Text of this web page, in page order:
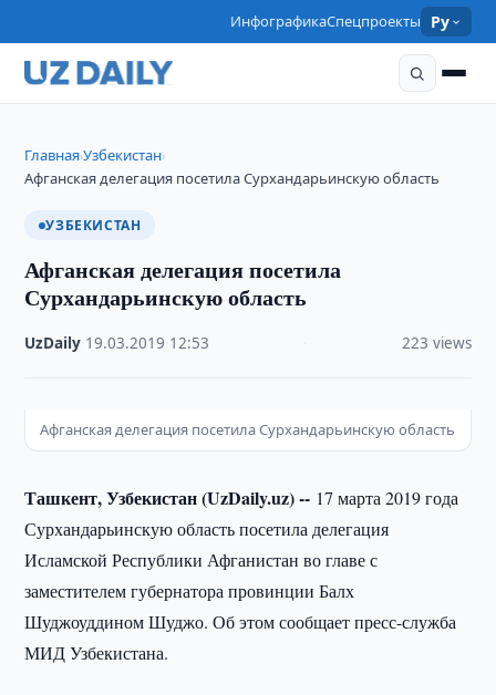
ИнфографикаСпецпроекты Ру
Главная›Узбекистан›
Афганская делегация посетила Сурхандарьинскую область
УЗБЕКИСТАН
Афганская делегация посетила
Сурхандарьинскую область
UzDaily 19.03.2019 12:53 223 views
Афганская делегация посетила Сурхандарьинскую область
Ташкент, Узбекистан (UzDaily.uz) -- 17 марта 2019 года
Сурхандарьинскую область посетила делегация
Исламской Республики Афганистан во главе с
заместителем губернатора провинции Балх
Шуджоуддином Шуджо. Об этом сообщает пресс-служба
МИД Узбекистана.